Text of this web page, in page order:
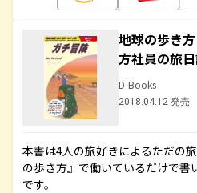
地球の歩き
方社員の旅
D-Books
2018.04.12 発売
本書は4人の旅好きによるただの
の歩き方』で働いているだけで
です。